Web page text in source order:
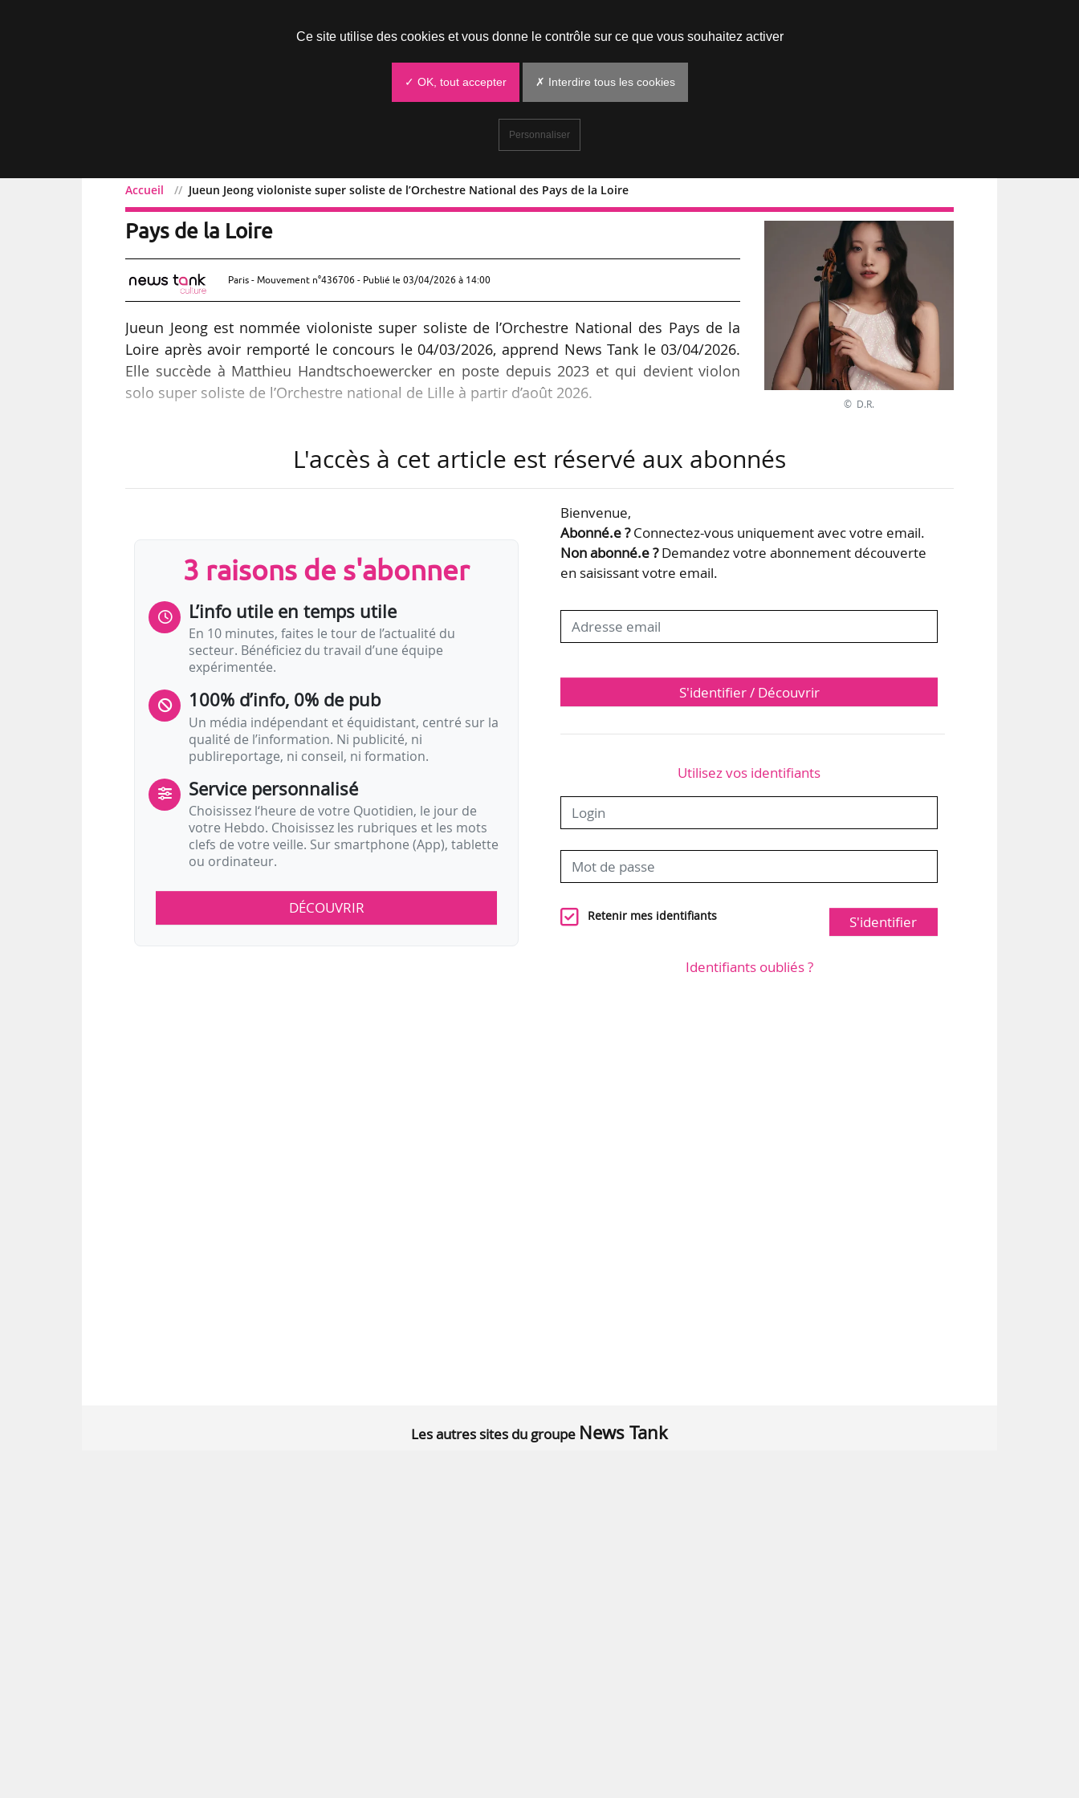
Accueil Jueun Jeong violoniste super soliste de l’Orchestre National des Pays de la Loire
Jueun Jeong violoniste super soliste de l’Orchestre National des
Pays de la Loire
Paris - Mouvement n°436706 - Publié le 03/04/2026 à 14:00
Jueun Jeong est nommée violoniste super soliste de l’Orchestre National des Pays de la
Loire après avoir remporté le concours le 04/03/2026, apprend News Tank le 03/04/2026.
Elle succède à Matthieu Handtschoewercker en poste depuis 2023 et qui devient violon
solo super soliste de l’Orchestre national de Lille à partir d’août 2026.
violoniste principal invitée de l’Orchestre symphonique de la Radio bavaroise (Allemagne).
L’ONPL compte 97 musiciens à temps plein et présente environ 150 concerts par saison à
Angers et à Nantes. La Cité des Congrès de Nantes où se…
© D.R.
L'accès à cet article est réservé aux abonnés
3 raisons de s'abonner
L’info utile en temps utile
En 10 minutes, faites le tour de l’actualité du
secteur. Bénéficiez du travail d’une équipe
expérimentée.
100% d’info, 0% de pub
Un média indépendant et équidistant, centré sur la
qualité de l’information. Ni publicité, ni
publireportage, ni conseil, ni formation.
Service personnalisé
Choisissez l‘heure de votre Quotidien, le jour de
votre Hebdo. Choisissez les rubriques et les mots
clefs de votre veille. Sur smartphone (App), tablette
ou ordinateur.
DÉCOUVRIR
Bienvenue,
Abonné.e ?Connectez-vous uniquement avec votre email.
Non abonné.e ?Demandez votre abonnement découverte
en saisissant votre email.
S'identifier / Découvrir
Utilisez vos identifiants
Retenir mes identifiants S'identifier
Identifiants oubliés ?
Les autres sites du groupe News Tank
Ce site utilise des cookies et vous donne le contrôle sur ce que vous souhaitez activer
✓ OK, tout accepter ✗ Interdire tous les cookies
Personnaliser